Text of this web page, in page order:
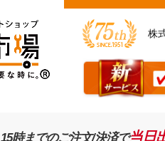
株
15時までのご注文/決済で当日